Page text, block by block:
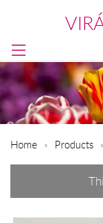
Home Products